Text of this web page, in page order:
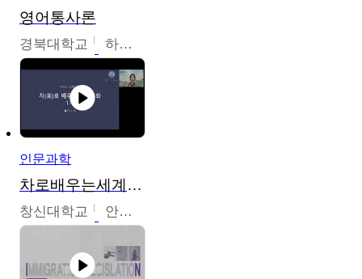
영어통사론
경북대학교 하승완
인문과학
차로배우는세계문화
창신대학교 안소영